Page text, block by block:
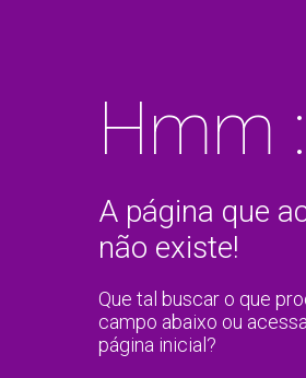
Hmm
A página que
não existe!
Que tal buscar o que
campo abaixo ou
página inicial?